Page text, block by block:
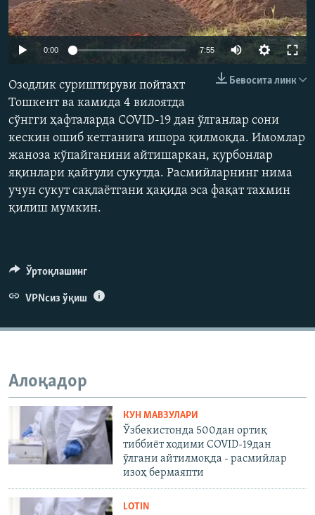
Auto 360p 480p
1080p
0:00 7:55
480p
1080p
Бевосита линк
Озодлик суриштируви пойтахт
Тошкент ва камида 4 вилоятда
сўнгги ҳафталарда COVID-19 дан ўлганлар сони
кескин ошиб кетганига ишора қилмоқда. Имомлар
жаноза кўпайганини айтишаркан, қурбонлар
яқинлари қайғули сукутда. Расмийларнинг нима
учун сукут сақлаётгани ҳақида эса фақат тахмин
қилиш мумкин.
Ўртоқлашинг
VPNсиз ўқиш
Алоқадор
КУН МАВЗУЛАРИ
Ўзбекистонда 500дан ортиқ
тиббиёт ходими COVID-19дан
ўлгани айтилмоқда - расмийлар
изоҳ бермаяпти
LOTIN